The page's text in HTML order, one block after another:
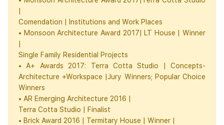
Comendation | Institutions and Work Places
• Monsoon Architecture Award 2017| LT House | Winner
Single Family Residential Projects
• A+ Awards 2017: Terra Cotta Studio | Concepts-
Architecture +Workspace |Jury Winners; Popular Choice
Winners
• AR Emerging Architecture 2016 |
Terra Cotta Studio | Finalist
• Brick Award 2016 | Termitary House | Winner |